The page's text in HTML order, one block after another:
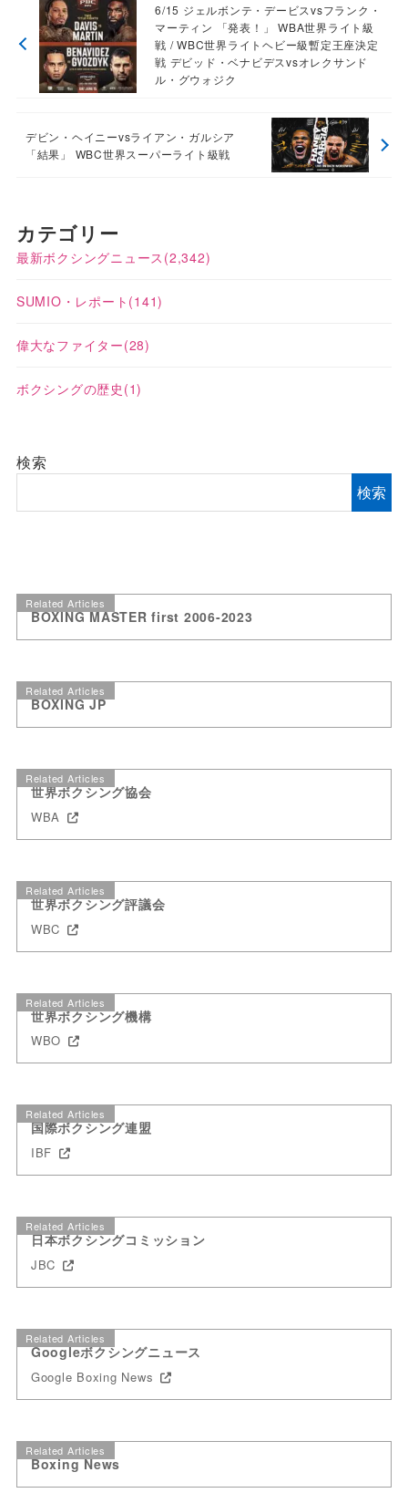
6/15 ジェルボンテ・デービスvsフランク・
マーティン 「発表！」 WBA世界ライト級
戦 / WBC世界ライトヘビー級暫定王座決定
戦 デビッド・ベナビデスvsオレクサンド
ル・グウォジク
デビン・ヘイニーvsライアン・ガルシア
「結果」 WBC世界スーパーライト級戦
カテゴリー
最新ボクシングニュース (2,342)
SUMIO・レポート (141)
偉大なファイター(28)
ボクシングの歴史 (1)
検索
検索
Related Articles
BOXING MASTER first 2006-2023
Related Articles
BOXING JP
Related Articles
世界ボクシング協会
WBA
Related Articles
世界ボクシング評議会
WBC
Related Articles
世界ボクシング機構
WBO
Related Articles
国際ボクシング連盟
IBF
Related Articles
日本ボクシングコミッション
JBC
Related Articles
Googleボクシングニュース
Google Boxing News
Related Articles
Boxing News